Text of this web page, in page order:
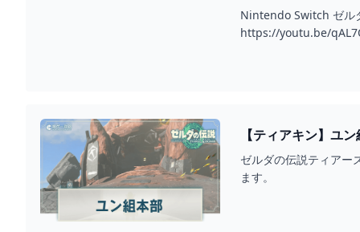
YOUTUBE
Nintendo Switch ゼル
https://youtu.be/
【ティアキン】ユ
ゼルダの伝説ティアー
ます。